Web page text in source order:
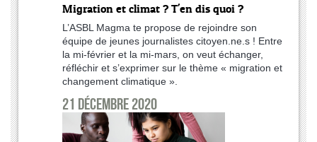
Migration et climat ? T'en dis quoi ?
L’ASBL Magma te propose de rejoindre son
équipe de jeunes journalistes citoyen.ne.s ! Entre
la mi-février et la mi-mars, on veut échanger,
réfléchir et s’exprimer sur le thème « migration et
changement climatique ».
21 décembre 2020